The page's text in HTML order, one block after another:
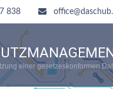
838
einer gesetzeskonformen